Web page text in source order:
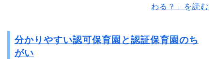
わる？」を読む
分かりやすい認可保育園と認証保育園のち
がい